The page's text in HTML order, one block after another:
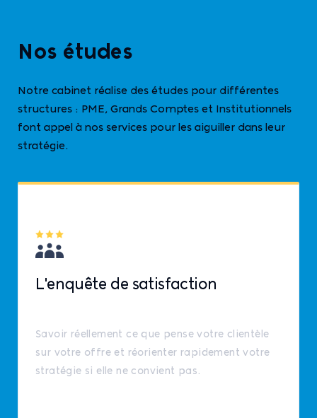
Nos études
Notre cabinet réalise des études pour différentes
structures : PME, Grands Comptes et Institutionnels
font appel à nos services pour les aiguiller dans leur
stratégie.
L'enquête de satisfaction
Savoir réellement ce que pense votre clientèle
sur votre offre et réorienter rapidement votre
stratégie si elle ne convient pas.